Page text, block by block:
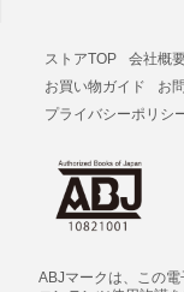
ストアTOP 会社概
お買い物ガイド
お
プライバシーポリシ
ABJマークは、この